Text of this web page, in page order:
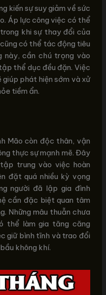
kiến sự suy giảm về sức
Áp lực công việc có thể
khi sự thay đổi của
có thể tác động tiêu
cần chú trọng vào
thể dục đều đặn. Việc
phát hiện sớm và xử
tiềm ẩn.
Mão còn độc thân, vận
thực sự mạnh mẽ. Đây
trung vào việc hoàn
đặt quá nhiều kỳ vọng
người đã lập gia đình
cần đặc biệt quan tâm
Những mâu thuẫn chưa
thể làm gia tăng căng
giữ bình tĩnh và trao đổi
không khí.